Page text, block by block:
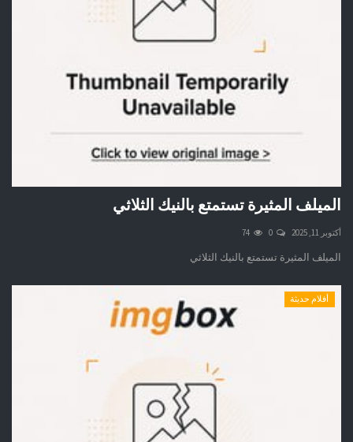
الميلف المثيرة تستمتع بالنيك الثلاثي
أكتوبر 11, 2025 0
74
الميلف المثيرة تستمتع بالنيك الثلاثي
أفلام حديثة